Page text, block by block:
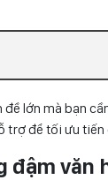
đề lớn mà bạn
trợ để tối ưu tiến
đậm